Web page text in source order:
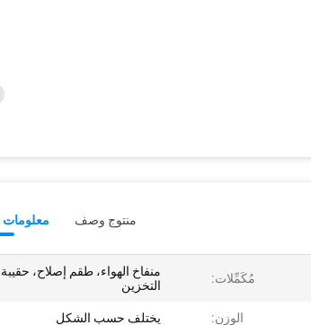
معلومات منتوج وصف
مُكَمِّلات:
منفاخ الهواء، طقم إصلاح، حقيبة
التخزين
الوزن: يختلف حسب الشكل